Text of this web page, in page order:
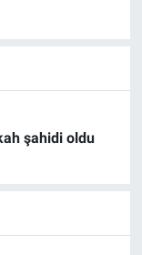
şahidi oldu